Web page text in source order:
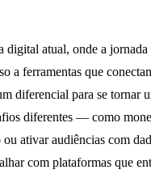
digital atual, onde a
a ferramentas que
diferencial para se tornar
diferentes — como
ou ativar audiências com
com plataformas que